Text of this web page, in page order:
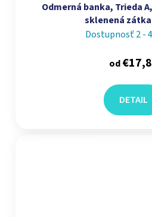
Odmerná banka, Trieda
sklenená
Dostupnosť 2 -
od
DETAIL